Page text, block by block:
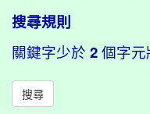
搜尋規則
關鍵字少於 2個字元